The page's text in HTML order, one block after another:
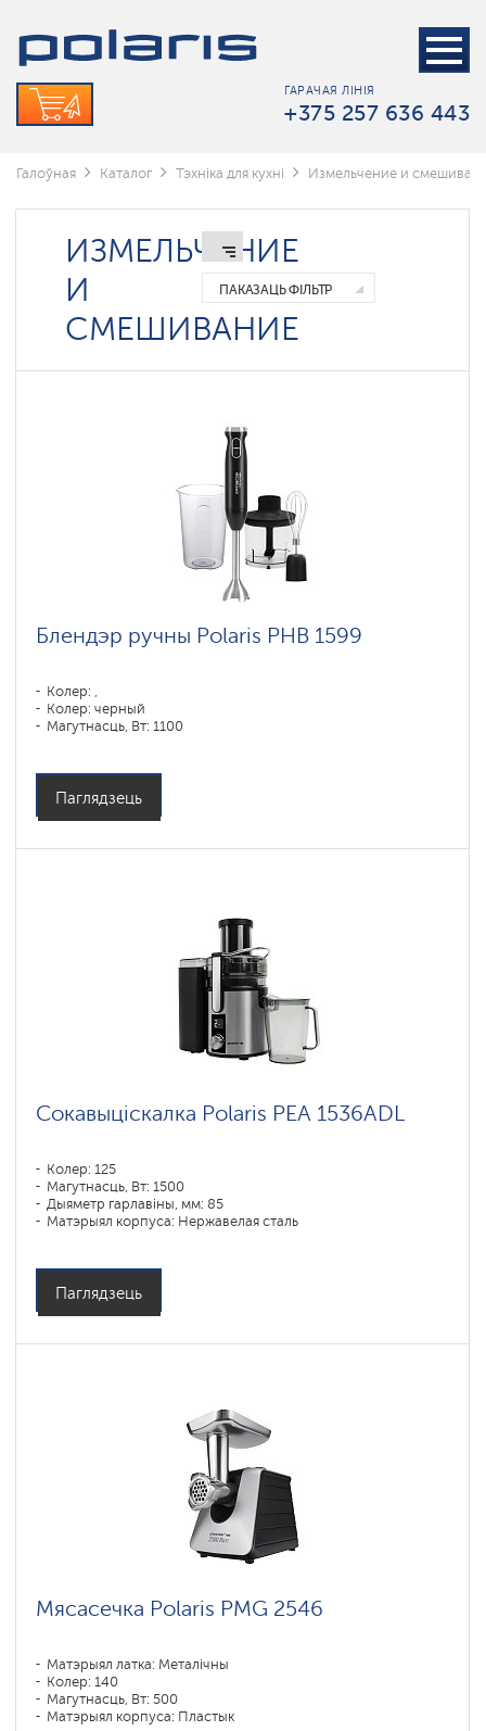
ГАРАЧАЯ ЛІНІЯ
+375 257 636 443
Галоўная Каталог Тэхніка для кухні Измельчение и
ИЗМЕЛЬЧЕНИЕ
И
СМЕШИВАНИЕ
ПАКАЗАЦЬ ФІЛЬТР
Блендэр ручны Polaris PHB 1599
Колер: ,
Колер: черный
Магутнасць, Вт: 1100
Паглядзець
Сокавыціскалка Polaris РЕА 1536ADL
Колер: 125
Магутнасць, Вт: 1500
Дыяметр гарлавіны, мм: 85
Матэрыял корпуса: Нержавелая сталь
Паглядзець
Мясасечка Polaris PMG 2546
Матэрыял латка: Металічны
Колер: 140
Магутнасць, Вт: 500
Матэрыял корпуса: Пластык
Міксеры
Кухонные
машины
Мясарубкі